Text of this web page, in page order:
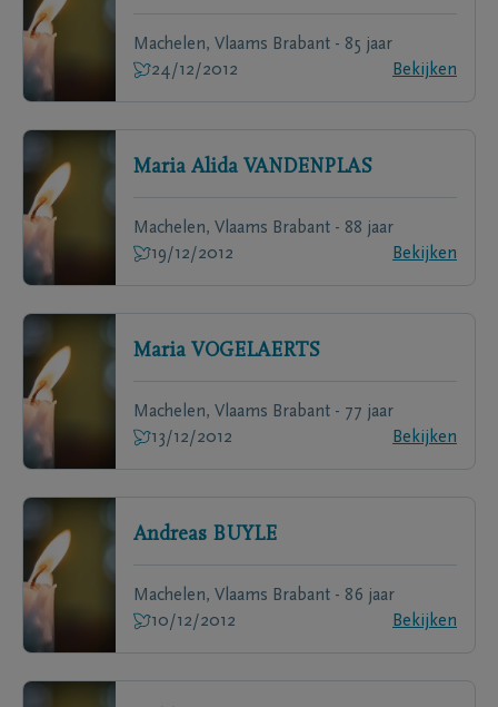
Machelen, Vlaams Brabant - 85 jaar
24/12/2012
Bekijken
Maria Alida VANDENPLAS
Machelen, Vlaams Brabant - 88 jaar
19/12/2012
Bekijken
Maria VOGELAERTS
Machelen, Vlaams Brabant - 77 jaar
13/12/2012
Bekijken
Andreas BUYLE
Machelen, Vlaams Brabant - 86 jaar
10/12/2012
Bekijken